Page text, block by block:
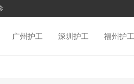
广州护工 深圳护工 福州护工